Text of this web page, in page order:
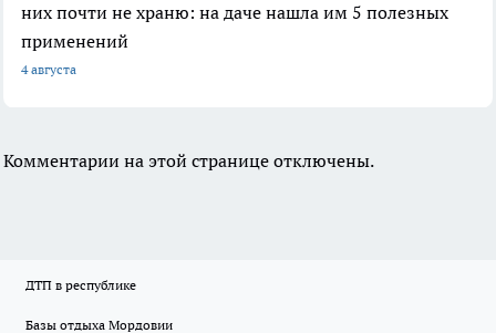
них почти не храню: на даче нашла им 5 полезных
применений
4 августа
Комментарии на этой странице отключены.
ДТП в республике
Базы отдыха Мордовии